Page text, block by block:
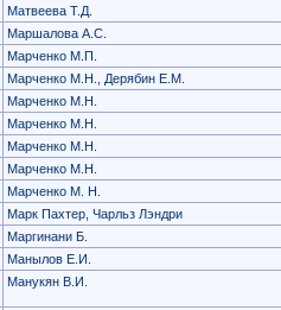
Матвеева Т.Д.
Маршалова А.С.
Марченко М.П.
Марченко М.Н., Дерябин Е.М.
Марченко М.Н.
Марченко М.Н.
Марченко М.Н.
Марченко М.Н.
Марченко М. Н.
Марк Пахтер, Чарльз Лэндри
Маргинани Б.
Манылов Е.И.
Манукян В.И.